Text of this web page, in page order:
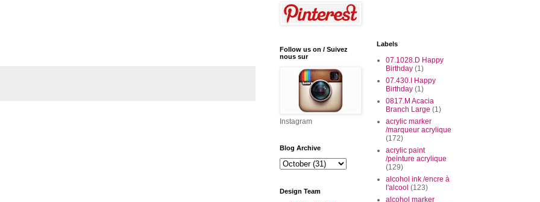
Follow us on / Suivez
nous sur
Instagram
Blog Archive
Design Team
Labels
07.1028.D Happy
Birthday (1)
07.430.I Happy
Birthday (1)
0817.M Acacia
Branch Large (1)
acrylic marker
/marqueur acrylique
(172)
acrylic paint
/peinture acrylique
(129)
alcohol ink /encre à
l'alcool (123)
alcohol marker